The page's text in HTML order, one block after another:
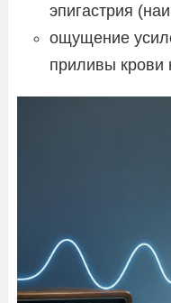
эпигастрия
ощущение
приливы крови